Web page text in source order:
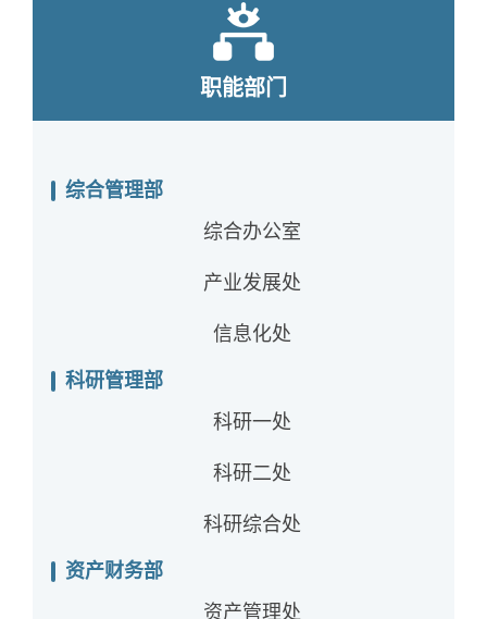
职能部门
综合管理部
综合办公室
产业发展处
信息化处
科研管理部
科研一处
科研二处
科研综合处
资产财务部
资产管理处